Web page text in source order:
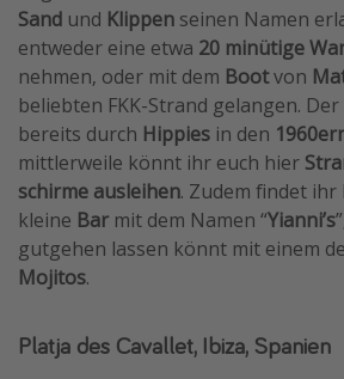
Sand und Klippen seinen Namen
entweder eine etwa 20 minütige
nehmen, oder mit dem Bootvon
beliebten FKK-Strand gelangen.
bereits durch Hippies in den
mittlerweile könnt ihr euch hier
schirme ausleihen. Zudem findet ihr
kleine Bar mit dem Namen “Yianni’s
gutgehen lassen könnt mit einem
Mojitos.
Platja des Cavallet, Ibiza, Spanien